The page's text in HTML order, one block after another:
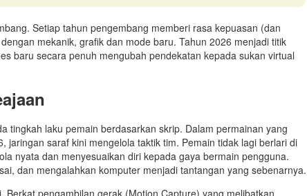
Setiap tahun pengembang memberi rasa kepuasan (dan
mekanik, grafik dan mode baru. Tahun 2026 menjadi titik
baru secara penuh mengubah pendekatan kepada sukan virtual
tingkah laku pemain berdasarkan skrip. Dalam permainan yang
jaringan saraf kini mengelola taktik tim. Pemain tidak lagi berlari di
nyata dan menyesuaikan diri kepada gaya bermain pengguna.
dan mengalahkan komputer menjadi tantangan yang sebenarnya.